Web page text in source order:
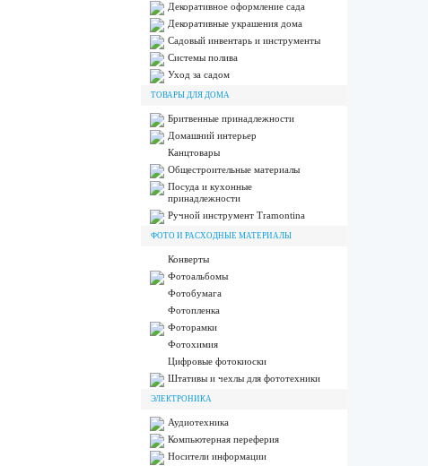
Декоративное оформление сада
Декоративные украшения дома
Садовый инвентарь и инструменты
Системы полива
Уход за садом
ТОВАРЫ ДЛЯ ДОМА
Бритвенные принадлежности
Домашний интерьер
Канцтовары
Общестроительные материалы
Посуда и кухонные
принадлежности
Ручной инструмент Tramontina
ФОТО И РАСХОДНЫЕ МАТЕРИАЛЫ
Конверты
Фотоальбомы
Фотобумага
Фотопленка
Фоторамки
Фотохимия
Цифровые фотокиоски
Штативы и чехлы для фототехники
ЭЛЕКТРОНИКА
Аудиотехника
Компьютерная переферия
Носители информации